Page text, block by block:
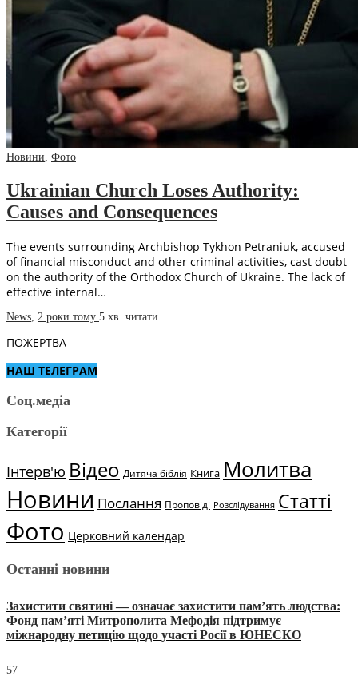
Новини, Фото
Ukrainian Church Loses Authority:
Causes and Consequences
The events surrounding Archbishop Tykhon Petraniuk, accused
of financial misconduct and other criminal activities, cast doubt
on the authority of the Orthodox Church of Ukraine. The lack of
effective internal…
News, 2 роки тому 5 хв. читати
ПОЖЕРТВА
НАШ ТЕЛЕГРАМ
Соц.медіа
Категорії
Інтерв'ю Відео Дитяча біблія Книга Молитва
Новини Послання Проповіді Розслідування Статті
Фото Церковний календар
Останні новини
Захистити святині — означає захистити пам’ять людства:
Фонд пам’яті Митрополита Мефодія підтримує
міжнародну петицію щодо участі Росії в ЮНЕСКО
57